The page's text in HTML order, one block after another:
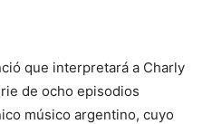
que interpretará a Charly
de ocho episodios
músico argentino, cuyo